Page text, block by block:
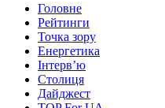
Головне
Рейтинги
Точка зору
Енергетика
Інтерв’ю
Столиця
Дайджест